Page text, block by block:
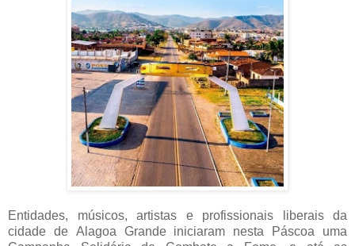
Entidades, músicos, artistas e profissionais liberais da
cidade de Alagoa Grande iniciaram nesta Páscoa uma